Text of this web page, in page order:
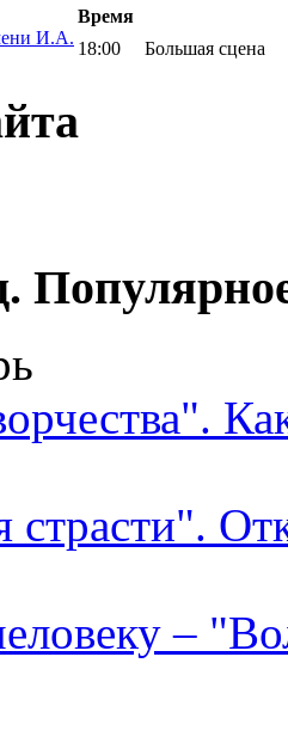
Время
И.А.
18:00 Большая сцена
страсти".
–